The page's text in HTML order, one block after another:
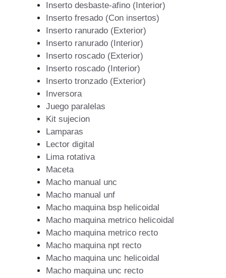
Inserto desbaste-afino (Interior)
Inserto fresado (Con insertos)
Inserto ranurado (Exterior)
Inserto ranurado (Interior)
Inserto roscado (Exterior)
Inserto roscado (Interior)
Inserto tronzado (Exterior)
Inversora
Juego paralelas
Kit sujecion
Lamparas
Lector digital
Lima rotativa
Maceta
Macho manual unc
Macho manual unf
Macho maquina bsp helicoidal
Macho maquina metrico helicoidal
Macho maquina metrico recto
Macho maquina npt recto
Macho maquina unc helicoidal
Macho maquina unc recto